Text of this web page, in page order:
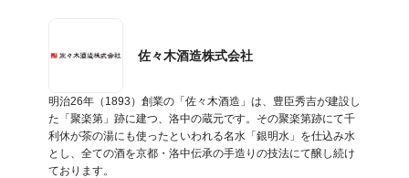
佐々木酒造株式会社
明治26年（1893）創業の「佐々木酒造」は、豊臣秀吉が建設し
た「聚楽第」跡に建つ、洛中の蔵元です。その聚楽第跡にて千
利休が茶の湯にも使ったといわれる名水「銀明水」を仕込み水
とし、全ての酒を京都・洛中伝承の手造りの技法にて醸し続け
ております。